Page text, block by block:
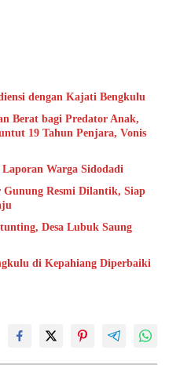
dengan Kajati Bengkulu
Berat bagi Predator Anak,
19 Tahun Penjara, Vonis
Warga Sidodadi
Gunung Resmi Dilantik, Siap
Desa Lubuk Saung
di Kepahiang Diperbaiki